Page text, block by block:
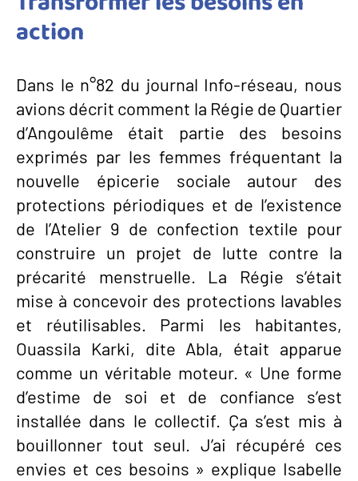
action
Dans le n°82 du journal Info-réseau, nous
avions décrit comment la Régie de Quartier
d’Angoulême était partie des besoins
exprimés par les femmes fréquentant la
nouvelle épicerie sociale autour des
protections périodiques et de l’existence
de l’Atelier 9 de confection textile pour
construire un projet de lutte contre la
précarité menstruelle. La Régie s’était
mise à concevoir des protections lavables
et réutilisables. Parmi les habitantes,
Ouassila Karki, dite Abla, était apparue
comme un véritable moteur. « Une forme
d’estime de soi et de confiance s’est
installée dans le collectif. Ça s’est mis à
bouillonner tout seul. J’ai récupéré ces
envies et ces besoins » explique Isabelle